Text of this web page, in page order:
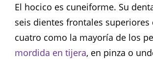
El hocico es cuneiforme. Su
seis dientes frontales superiores
cuatro como la mayoría de los
mordida en tijera, en pinza o